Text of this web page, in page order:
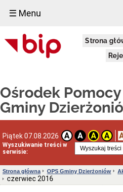
☰ Menu
Strona
Ośrodek Pomocy
Gminy
Piątek 07.08.2026 A A A A
Wyszukiwanie treści w
serwisie:
Gminy
Dzierżoniów
Dane
kontaktowe
Spis
telefonów
Rejony
pracowników
Karta
rodziny
Karta
Strona główna OPS Gminy Dzierżoniów
czerwiec 2016